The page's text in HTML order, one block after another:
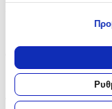
Να
σας τοποθεσία,
απόσταση
Να
για
Φύλο
Τύπος: